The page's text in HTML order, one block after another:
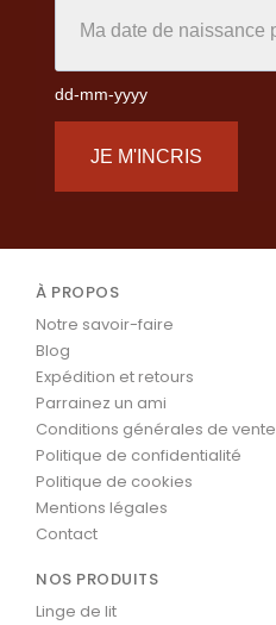
dd-mm-yyyy
JE M'INCRIS
À PROPOS
Notre savoir-faire
Blog
Expédition et retours
Parrainez un ami
Conditions générales de vente
Politique de confidentialité
Politique de cookies
Mentions légales
Contact
NOS PRODUITS
Linge de lit